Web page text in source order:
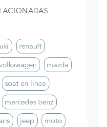
renault
mazda
soat en linea
mercedes benz
jeep
moto